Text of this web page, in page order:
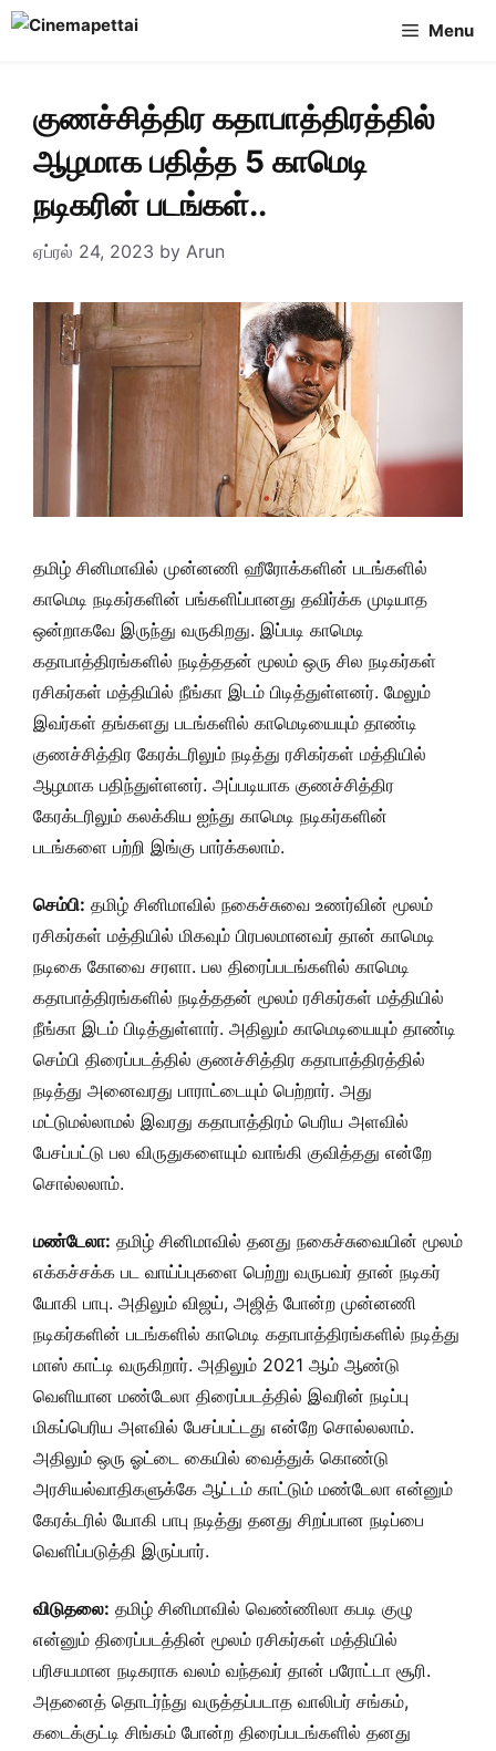
Skip
Menu
குணச்சித்திர கதாபாத்திரத்தில்
ஆழமாக பதித்த 5 காமெடி
நடிகரின் படங்கள்..
ஏப்ரல் 24, 2023 by Arun
தமிழ் சினிமாவில் முன்னணி ஹீரோக்களின் படங்களில்
காமெடி நடிகர்களின் பங்களிப்பானது தவிர்க்க முடியாத
ஒன்றாகவே இருந்து வருகிறது. இப்படி காமெடி
கதாபாத்திரங்களில் நடித்ததன் மூலம் ஒரு சில நடிகர்கள்
ரசிகர்கள் மத்தியில் நீங்கா இடம் பிடித்துள்ளனர். மேலும்
இவர்கள் தங்களது படங்களில் காமெடியையும் தாண்டி
குணச்சித்திர கேரக்டரிலும் நடித்து ரசிகர்கள் மத்தியில்
ஆழமாக பதிந்துள்ளனர். அப்படியாக குணச்சித்திர
கேரக்டரிலும் கலக்கிய ஐந்து காமெடி நடிகர்களின்
படங்களை பற்றி இங்கு பார்க்கலாம்.
செம்பி: தமிழ் சினிமாவில் நகைச்சுவை உணர்வின் மூலம்
ரசிகர்கள் மத்தியில் மிகவும் பிரபலமானவர் தான் காமெடி
நடிகை கோவை சரளா. பல திரைப்படங்களில் காமெடி
கதாபாத்திரங்களில் நடித்ததன் மூலம் ரசிகர்கள் மத்தியில்
நீங்கா இடம் பிடித்துள்ளார். அதிலும் காமெடியையும் தாண்டி
செம்பி திரைப்படத்தில் குணச்சித்திர கதாபாத்திரத்தில்
நடித்து அனைவரது பாராட்டையும் பெற்றார். அது
மட்டுமல்லாமல் இவரது கதாபாத்திரம் பெரிய அளவில்
பேசப்பட்டு பல விருதுகளையும் வாங்கி குவித்தது என்றே
சொல்லலாம்.
மண்டேலா: தமிழ் சினிமாவில் தனது நகைச்சுவையின் மூலம்
எக்கச்சக்க பட வாய்ப்புகளை பெற்று வருபவர் தான் நடிகர்
யோகி பாபு. அதிலும் விஜய், அஜித் போன்ற முன்னணி
நடிகர்களின் படங்களில் காமெடி கதாபாத்திரங்களில் நடித்து
மாஸ் காட்டி வருகிறார். அதிலும் 2021 ஆம் ஆண்டு
வெளியான மண்டேலா திரைப்படத்தில் இவரின் நடிப்பு
மிகப்பெரிய அளவில் பேசப்பட்டது என்றே சொல்லலாம்.
அதிலும் ஒரு ஓட்டை கையில் வைத்துக் கொண்டு
அரசியல்வாதிகளுக்கே ஆட்டம் காட்டும் மண்டேலா என்னும்
கேரக்டரில் யோகி பாபு நடித்து தனது சிறப்பான நடிப்பை
வெளிப்படுத்தி இருப்பார்.
விடுதலை: தமிழ் சினிமாவில் வெண்ணிலா கபடி குழு
என்னும் திரைப்படத்தின் மூலம் ரசிகர்கள் மத்தியில்
பரிசயமான நடிகராக வலம் வந்தவர் தான் பரோட்டா சூரி.
அதனைத் தொடர்ந்து வருத்தப்படாத வாலிபர் சங்கம்,
கடைக்குட்டி சிங்கம் போன்ற திரைப்படங்களில் தனது